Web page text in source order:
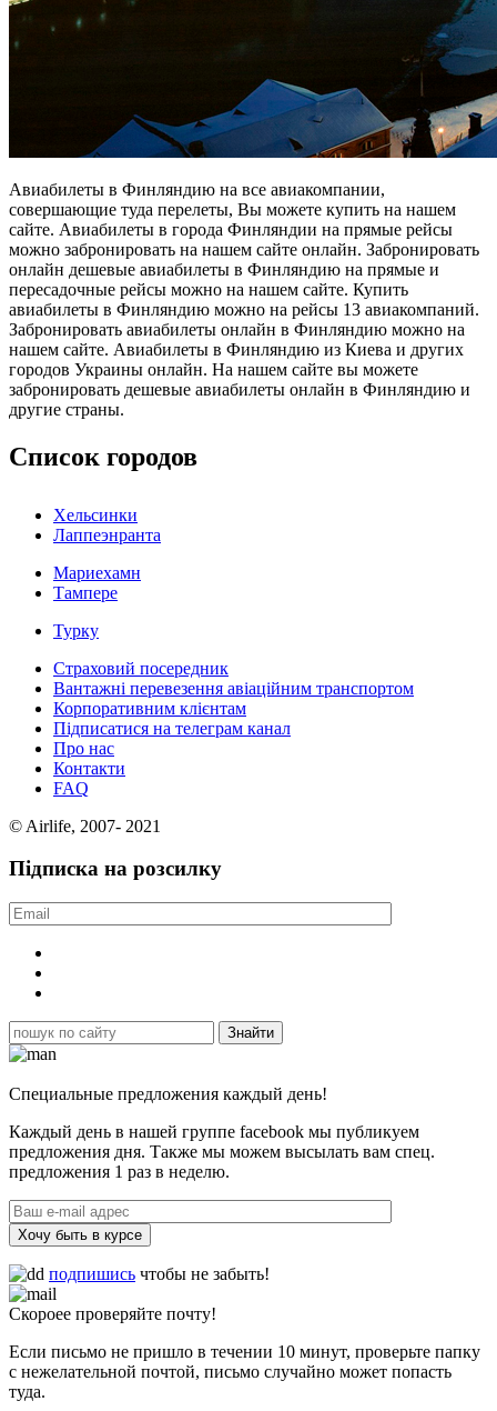
Авиабилеты в Финляндию на все авиакомпании,
совершающие туда перелеты, Вы можете купить на нашем
сайте. Авиабилеты в города Финляндии на прямые рейсы
можно забронировать на нашем сайте онлайн. Забронировать
онлайн дешевые авиабилеты в Финляндию на прямые и
пересадочные рейсы можно на нашем сайте. Купить
авиабилеты в Финляндию можно на рейсы 13 авиакомпаний.
Забронировать авиабилеты онлайн в Финляндию можно на
нашем сайте. Авиабилеты в Финляндию из Киева и других
городов Украины онлайн. На нашем сайте вы можете
забронировать дешевые авиабилеты онлайн в Финляндию и
другие страны.
Список городов
Хельсинки
Лаппеэнранта
Мариехамн
Тампере
Турку
Страховий посередник
Вантажні перевезення авіаційним транспортом
Корпоративним клієнтам
Підписатися на телеграм канал
Про нас
Контакти
FAQ
© Airlife, 2007- 2021
Підписка на розсилку
Специальные предложения каждый день!
Каждый день в нашей группе facebook мы публикуем
предложения дня. Также мы можем высылать вам спец.
предложения 1 раз в неделю.
Хочу быть в курсе
подпишись чтобы не забыть!
Скороее проверяйте почту!
Если письмо не пришло в течении 10 минут, проверьте папку
с нежелательной почтой, письмо случайно может попасть
туда.